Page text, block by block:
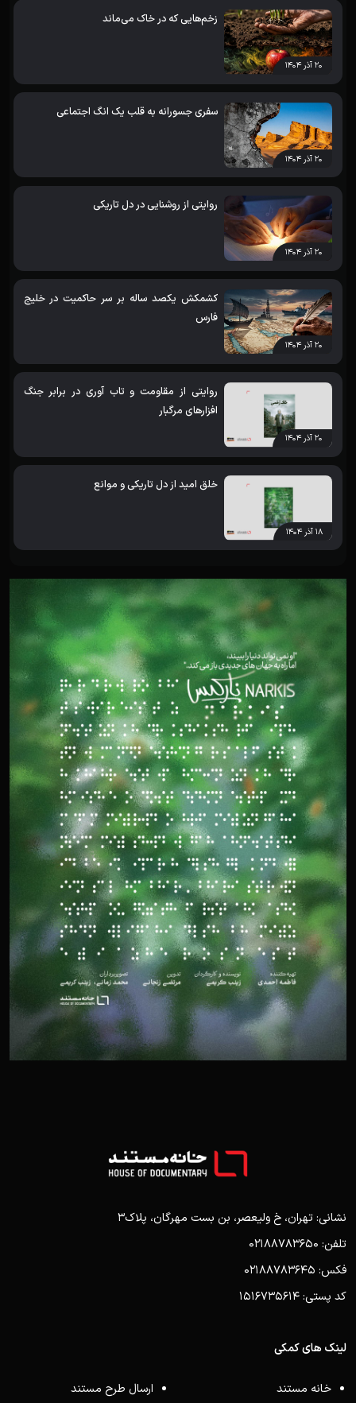
۲۰ آذر ۱۴۰۴
زخم‌هایی که در خاک می‌ماند
۲۰ آذر ۱۴۰۴
سفری جسورانه به قلب یک انگ اجتماعی
۲۰ آذر ۱۴۰۴
روایتی از روشنایی در دل تاریکی
۲۰ آذر ۱۴۰۴
کشمکش یکصد ساله بر سر حاکمیت در خلیج
فارس
۲۰ آذر ۱۴۰۴
روایتی از مقاومت و تاب آوری در برابر جنگ
افزارهای مرگبار
۱۸ آذر ۱۴۰۴
خلق امید از دل تاریکی و موانع
نشانی: تهران، خ ولیعصر، بن بست مهرگان، پلاک3
تلفن: 02188783650
فکس: 02188783645
کد پستی: 1516735614
لینک های کمکی
خانه مستند ارسال طرح مستند